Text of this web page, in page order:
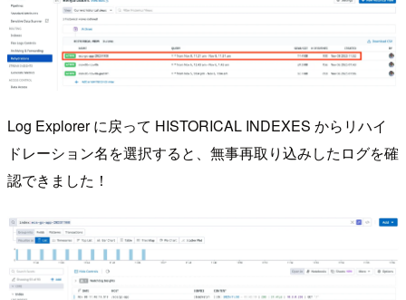
Log Explorer に戻って HISTORICAL INDEXES からリハイ
ドレーション名を選択すると、無事再取り込みしたログを確
認できました！